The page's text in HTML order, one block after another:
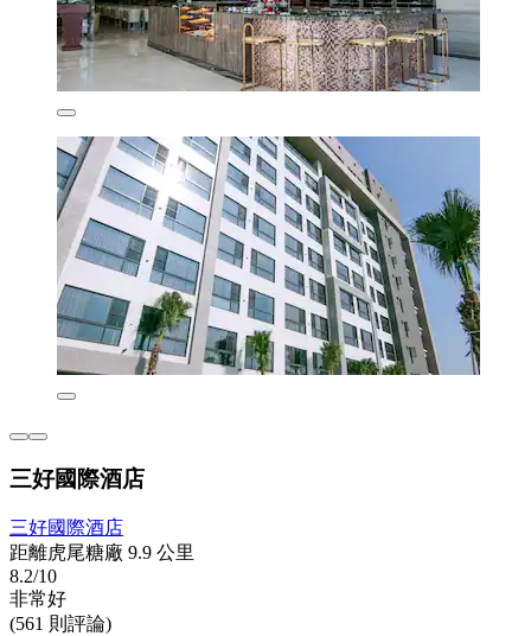
三好國際酒店
三好國際酒店
距離虎尾糖廠 9.9 公里
8.2/10
非常好
(561 則評論)